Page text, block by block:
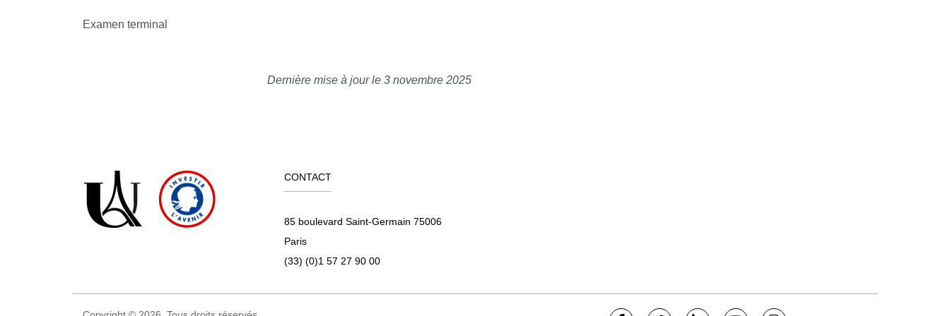
de la santé. Cette réflexion nous permettra d’aborder les enjeux actuels
Examen terminal
Dernière mise à jour le 3 novembre 2025
CONTACT
85 boulevard Saint-Germain 75006
Paris
(33) (0)1 57 27 90 00